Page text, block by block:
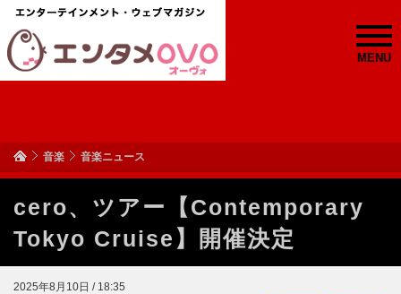
MENU
音楽 音楽ニュース
cero、ツアー【Contemporary
Tokyo Cruise】開催決定
2025年8月10日 / 18:35